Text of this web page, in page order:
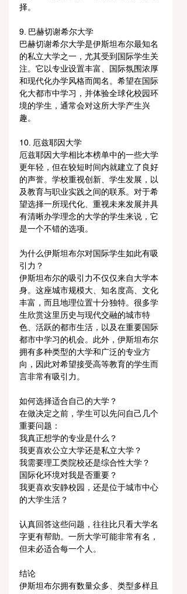
择。
9. 巴赫切谢希尔大学
巴赫切谢希尔大学是伊斯坦布尔最知名
的私立大学之一，尤其受到国际学生关
注。它以专业设置丰富、国际氛围浓厚
和现代化办学风格而闻名。希望在国际
化大都市中学习，并体验全球化校园环
境的学生，通常会对这所大学产生兴
趣。
10. 厄兹耶因大学
厄兹耶因大学相比本榜单中的一些大学
更年轻，但在较短时间内就建立了良好
的声誉。学校重视创新、学生发展，以
及教育与职业实践之间的联系。对于希
望选择一所现代化、重视未来发展并具
有清晰办学理念的大学的学生来说，它
是一个不错的选项。
为什么伊斯坦布尔对国际学生如此有吸
引力？
伊斯坦布尔的吸引力不仅仅来自大学本
身。这座城市规模大、知名度高、文化
丰富，而且地理位置十分独特。很多学
生欣赏这里历史与现代交融的城市特
色、活跃的都市生活，以及在重要国际
都市中学习的机会。此外，伊斯坦布尔
拥有多种类型的大学和广泛的专业方
向，因此对希望接受高等教育的学生而
言非常有吸引力。
如何选择适合自己的大学？
在做决定之前，学生可以先问自己几个
重要问题：
我真正想学的专业是什么？
我更喜欢公立大学还是私立大学？
我需要理工类院校还是综合性大学？
国际化环境对我是否重要？
我更喜欢安静校园，还是位于城市中心
的大学生活？
认真回答这些问题，往往比只看大学名
字更有帮助。一所大学可能非常有名，
但未必适合每一个人。
结论
伊斯坦布尔拥有数量众多、类型多样且